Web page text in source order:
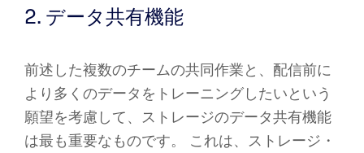
2. データ共有機能
前述した複数のチームの共同作業と、配信前に
より多くのデータをトレーニングしたいという
願望を考慮して、ストレージのデータ共有機能
は最も重要なものです。 これは、ストレージ・